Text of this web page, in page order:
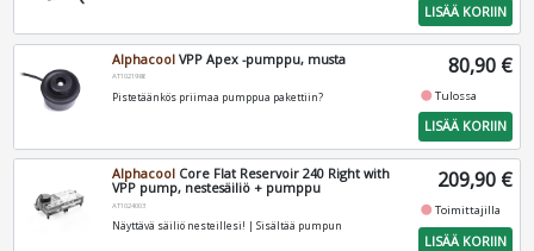
LISÄÄ KORIIN
Alphacool VPP Apex -pumppu, musta
AT1021986
Pistetäänkös priimaa pumppua pakettiin?
80,90 €
fiber_manual_recordTulossa
LISÄÄ KORIIN
Alphacool Core Flat Reservoir 240 Right with
VPP pump, nestesäiliö + pumppu
AT1024003
Näyttävä säiliö nesteillesi! | Sisältää pumpun
209,90 €
fiber_manual_recordToimittajilla
LISÄÄ KORIIN